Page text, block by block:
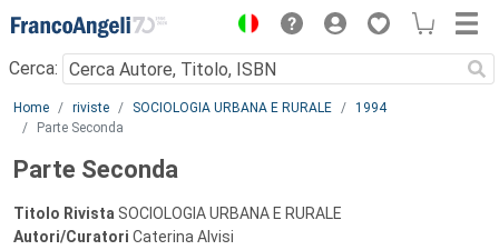
Menu
Cerca:
Main content
Home riviste SOCIOLOGIA URBANA E RURALE
1994
Parte Seconda
Parte Seconda
Titolo Rivista SOCIOLOGIA URBANA E RURALE
Autori/Curatori Caterina Alvisi